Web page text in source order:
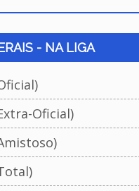
- NA LIGA
Oficial)